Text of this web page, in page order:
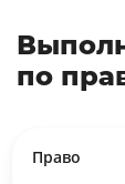
по
Право